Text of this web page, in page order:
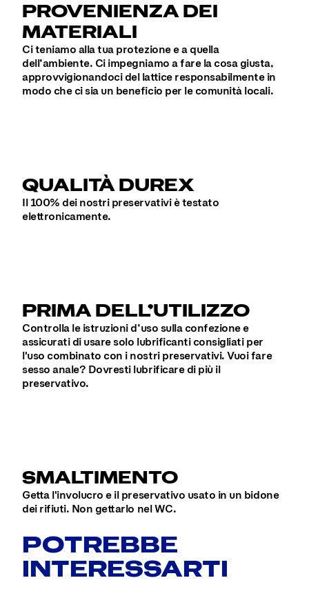
PROVENIENZA DEI
MATERIALI
Ci teniamo alla tua protezione e a quella
dell’ambiente. Ci impegniamo a fare la cosa giusta,
approvvigionandoci del lattice responsabilmente in
modo che ci sia un beneficio per le comunità locali.
QUALITÀ DUREX
Il 100% dei nostri preservativi è testato
elettronicamente.
PRIMA DELL’UTILIZZO
Controlla le istruzioni d’uso sulla confezione e
assicurati di usare solo lubrificanti consigliati per
l'uso combinato con i nostri preservativi. Vuoi fare
sesso anale? Dovresti lubrificare di più il
preservativo.
SMALTIMENTO
Getta l'involucro e il preservativo usato in un bidone
dei rifiuti. Non gettarlo nel WC.
POTREBBE
INTERESSARTI